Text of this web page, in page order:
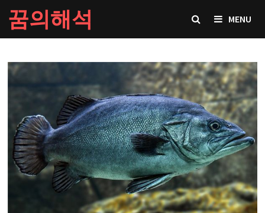
Skip
to
content
꿈의해석 MENU